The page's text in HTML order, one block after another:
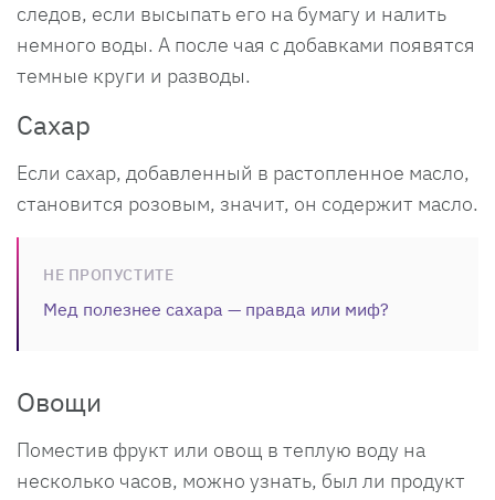
следов, если высыпать его на бумагу и налить
немного воды. А после чая с добавками появятся
темные круги и разводы.
Сахар
Если сахар, добавленный в растопленное масло,
становится розовым, значит, он содержит масло.
НЕ ПРОПУСТИТЕ
Мед полезнее сахара — правда или миф?
Овощи
Поместив фрукт или овощ в теплую воду на
несколько часов, можно узнать, был ли продукт